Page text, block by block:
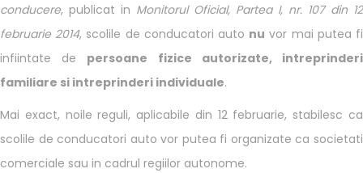
conducere, publicat in Monitorul Oficial, Partea I, nr. 107 din 12
februarie 2014, scolile de conducatori auto nu vor mai putea fi
infiintate de persoane fizice autorizate, intreprinderi
familiare si intreprinderi individuale.
Mai exact, noile reguli, aplicabile din 12 februarie, stabilesc ca
scolile de conducatori auto vor putea fi organizate ca societati
comerciale sau in cadrul regiilor autonome.